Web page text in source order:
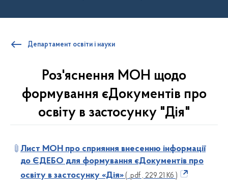
Департамент освіти і науки
Роз'яснення МОН щодо
формування єДокументів про
освіту в застосунку "Дія"
Лист МОН про сприяння внесенню інформації
до ЄДЕБО для формування єДокументів про
освіту в застосунку «Дія» ( .pdf , 229.21 Кб )